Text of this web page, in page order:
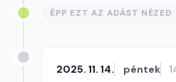
ÉPP EZT AZ ADÁST NÉZED
2025. 11. 14. péntek